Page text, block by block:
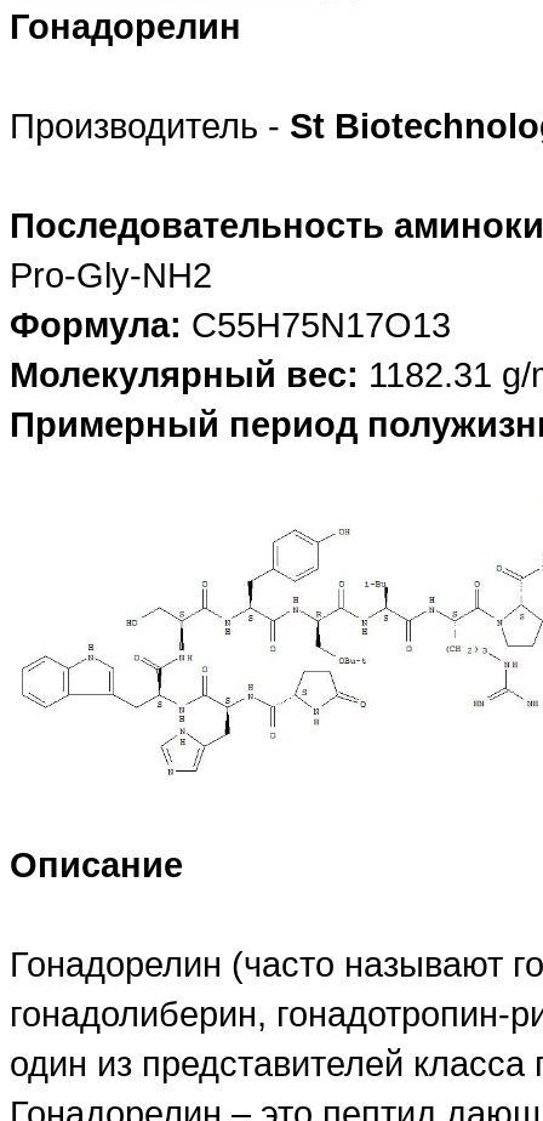
Гонадорелин
Производитель - St
Последовательность
Pro-Gly-NH2
Формула: C55H75N17O13
Молекулярный вес: 1182.31 g/
Примерный период
Описание
Гонадорелин (часто называют
гонадолиберин,
один из представителей
Гонадорелин – это пептид